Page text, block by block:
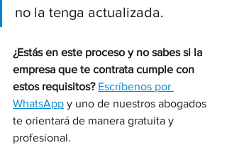
no la tenga actualizada.
¿Estás en este proceso y no sabes si la
empresa que te contrata cumple con
estos requisitos? Escríbenos por
WhatsApp y uno de nuestros abogados
te orientará de manera gratuita y
profesional.